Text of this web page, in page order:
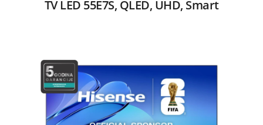
TV LED 55E7S, QLED, UHD, Smart